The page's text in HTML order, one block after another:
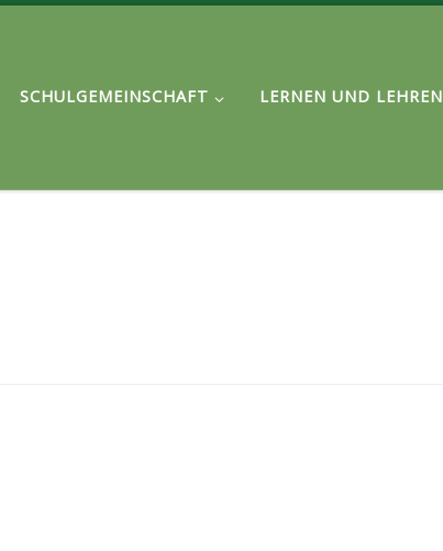
SCHULGEMEINSCHAFT LERNEN UND LEHREN